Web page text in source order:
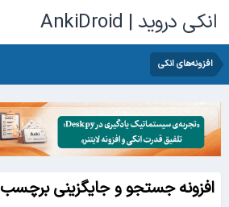
انکی دروید | AnkiDroid
افزونه‌های انکی
افزونه جستجو و جایگزینی برچسب